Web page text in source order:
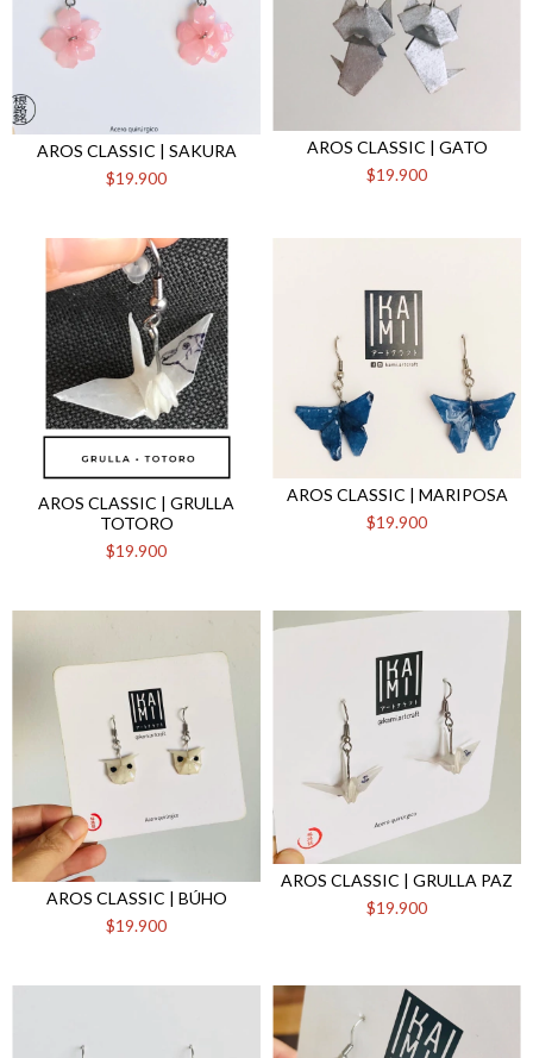
AROS CLASSIC | SAKURA
$19.900
AROS CLASSIC | GATO
$19.900
AROS CLASSIC | GRULLA
TOTORO
$19.900
AROS CLASSIC | MARIPOSA
$19.900
AROS CLASSIC | BÚHO
$19.900
AROS CLASSIC | GRULLA PAZ
$19.900